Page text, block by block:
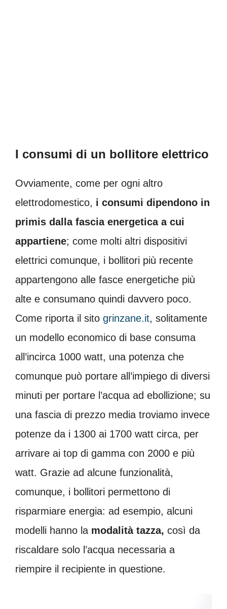
I consumi di un bollitore elettrico
Ovviamente, come per ogni altro
elettrodomestico, i consumi dipendono in
primis dalla fascia energetica a cui
appartiene; come molti altri dispositivi
elettrici comunque, i bollitori più recente
appartengono alle fasce energetiche più
alte e consumano quindi davvero poco.
Come riporta il sito grinzane.it, solitamente
un modello economico di base consuma
all’incirca 1000 watt, una potenza che
comunque può portare all’impiego di diversi
minuti per portare l’acqua ad ebollizione; su
una fascia di prezzo media troviamo invece
potenze da i 1300 ai 1700 watt circa, per
arrivare ai top di gamma con 2000 e più
watt. Grazie ad alcune funzionalità,
comunque, i bollitori permettono di
risparmiare energia: ad esempio, alcuni
modelli hanno la modalità tazza, così da
riscaldare solo l’acqua necessaria a
riempire il recipiente in questione.